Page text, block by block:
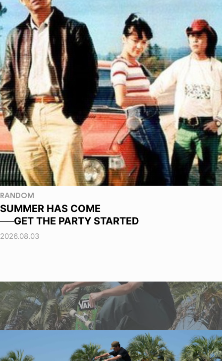
RANDOM
SUMMER HAS COME
──GET THE PARTY STARTED
2026.08.03